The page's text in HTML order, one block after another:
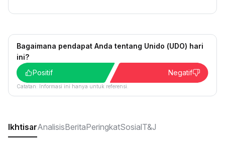
Bagaimana pendapat Anda tentang Unido (UDO) hari
ini?
Positif
Negatif
Catatan: Informasi ini hanya untuk referensi.
IkhtisarAnalisisBeritaPeringkatSosialT&J